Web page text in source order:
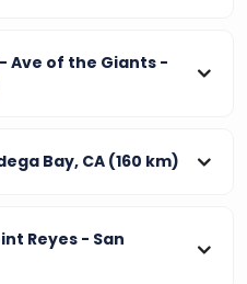
Ave of the Giants -
Bay, CA (160 km)
Reyes - San